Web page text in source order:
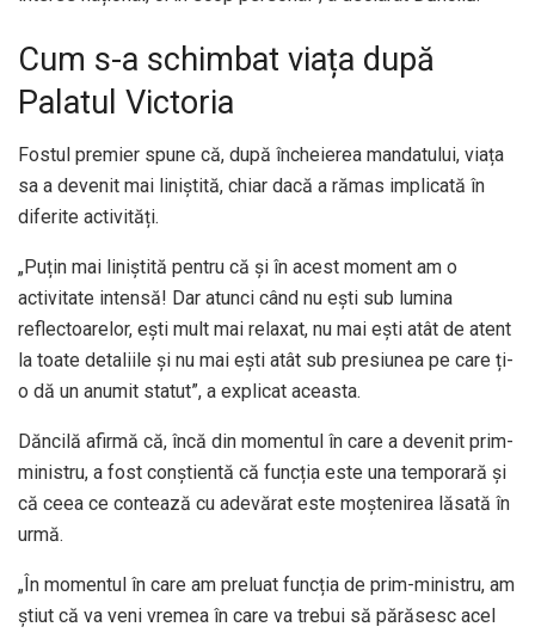
Cum s-a schimbat viața după
Palatul Victoria
Fostul premier spune că, după încheierea mandatului, viața
sa a devenit mai liniștită, chiar dacă a rămas implicată în
diferite activități.
„Puțin mai liniștită pentru că și în acest moment am o
activitate intensă! Dar atunci când nu ești sub lumina
reflectoarelor, ești mult mai relaxat, nu mai ești atât de atent
la toate detaliile și nu mai ești atât sub presiunea pe care ți-
o dă un anumit statut”, a explicat aceasta.
Dăncilă afirmă că, încă din momentul în care a devenit prim-
ministru, a fost conștientă că funcția este una temporară și
că ceea ce contează cu adevărat este moștenirea lăsată în
urmă.
„În momentul în care am preluat funcția de prim-ministru, am
știut că va veni vremea în care va trebui să părăsesc acel